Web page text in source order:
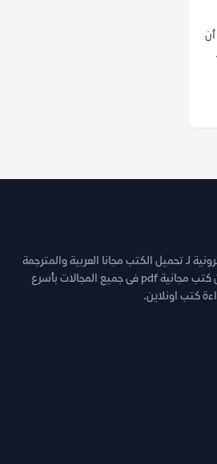
لـ تحميل الكتب مجانا العربية والمترجمة
والروايات والقصص وغيرها من كتب مجانية pdf فى جميع المجالات بأسرع
كتب اونلاين.